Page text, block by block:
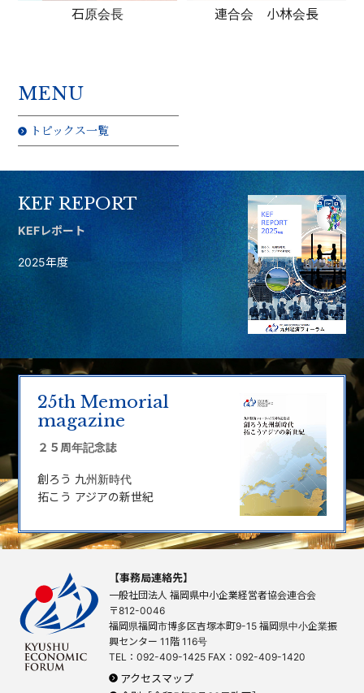
石原会長 連合会 小林会長
MENU
トピックス一覧
KEF REPORT
KEFレポート
2025年度
25th Memorial
magazine
２５周年記念誌
創ろう 九州新時代
拓こう アジアの新世紀
【事務局連絡先】
一般社団法人福岡県中小企業経営者協会連合会
〒812-0046
福岡県福岡市博多区吉塚本町9-15 福岡県中小企業振
興センター11階 116号
TEL：092-409-1425 FAX：092-409-1420
アクセスマップ